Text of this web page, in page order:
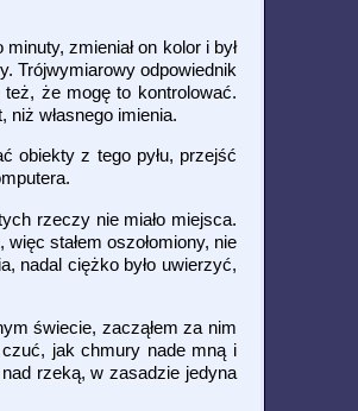
zmieniał on kolor i był
Trójwymiarowy odpowiednik
że mogę to kontrolować.
własnego imienia.
obiekty z tego pyłu, przejść
rzeczy nie miało miejsca.
stałem oszołomiony, nie
nadal ciężko było uwierzyć,
świecie, zacząłem za nim
czuć, jak chmury nade mną i
rzeką, w zasadzie jedyna